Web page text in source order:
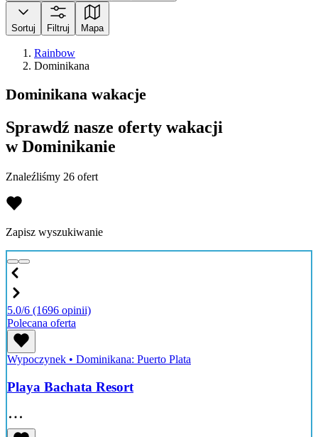
Sortuj Filtruj Mapa
Rainbow
Dominikana
Dominikana wakacje
Sprawdź nasze oferty wakacji
w Dominikanie
Znaleźliśmy 26 ofert
Zapisz wyszukiwanie
5.0/6 (1696 opinii)
Polecana oferta
Wypoczynek • Dominikana: Puerto Plata
Playa Bachata Resort